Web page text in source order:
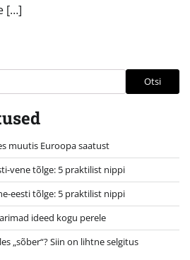
[…]
Otsi
muutis Euroopa saatust
vene tõlge: 5 praktilist nippi
eesti tõlge: 5 praktilist nippi
ideed kogu perele
„sõber“? Siin on lihtne selgitus